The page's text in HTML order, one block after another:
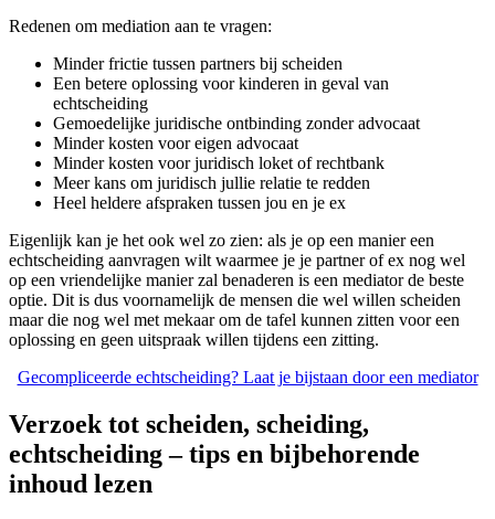
Redenen om mediation aan te vragen:
Minder frictie tussen partners bij scheiden
Een betere oplossing voor kinderen in geval van
echtscheiding
Gemoedelijke juridische ontbinding zonder advocaat
Minder kosten voor eigen advocaat
Minder kosten voor juridisch loket of rechtbank
Meer kans om juridisch jullie relatie te redden
Heel heldere afspraken tussen jou en je ex
Eigenlijk kan je het ook wel zo zien: als je op een manier een
echtscheiding aanvragen wilt waarmee je je partner of ex nog wel
op een vriendelijke manier zal benaderen is een mediator de beste
optie. Dit is dus voornamelijk de mensen die wel willen scheiden
maar die nog wel met mekaar om de tafel kunnen zitten voor een
oplossing en geen uitspraak willen tijdens een zitting.
Gecompliceerde echtscheiding? Laat je bijstaan door een mediator
Verzoek tot scheiden, scheiding,
echtscheiding – tips en bijbehorende
inhoud lezen